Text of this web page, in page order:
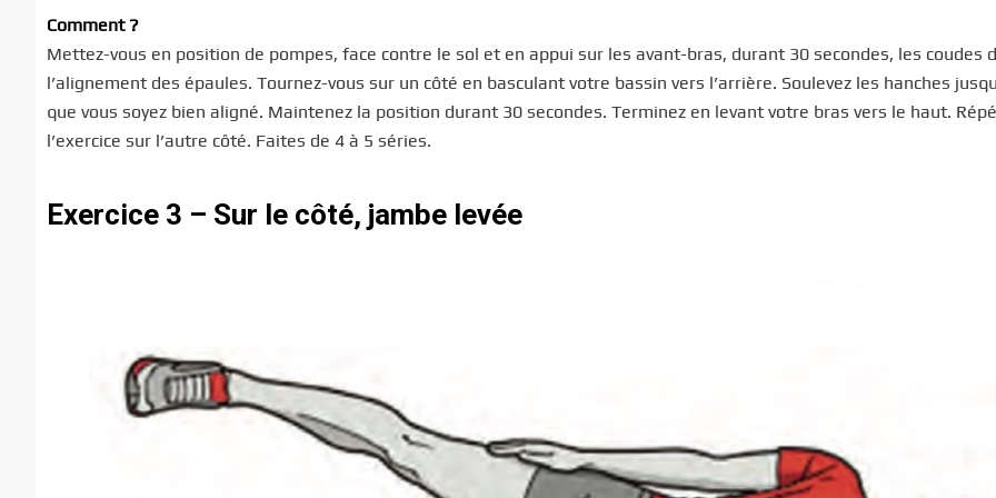
Comment ?
Mettez-vous en position de pompes, face contre le sol et en appui sur les avant-bras, durant 30 secondes, les coudes
l’alignement des épaules. Tournez-vous sur un côté en basculant votre bassin vers l’arrière. Soulevez les hanches
que vous soyez bien aligné. Maintenez la position durant 30 secondes. Terminez en levant votre bras vers le haut.
l’exercice sur l’autre côté. Faites de 4 à 5 séries.
Exercice 3 – Sur le côté, jambe levée